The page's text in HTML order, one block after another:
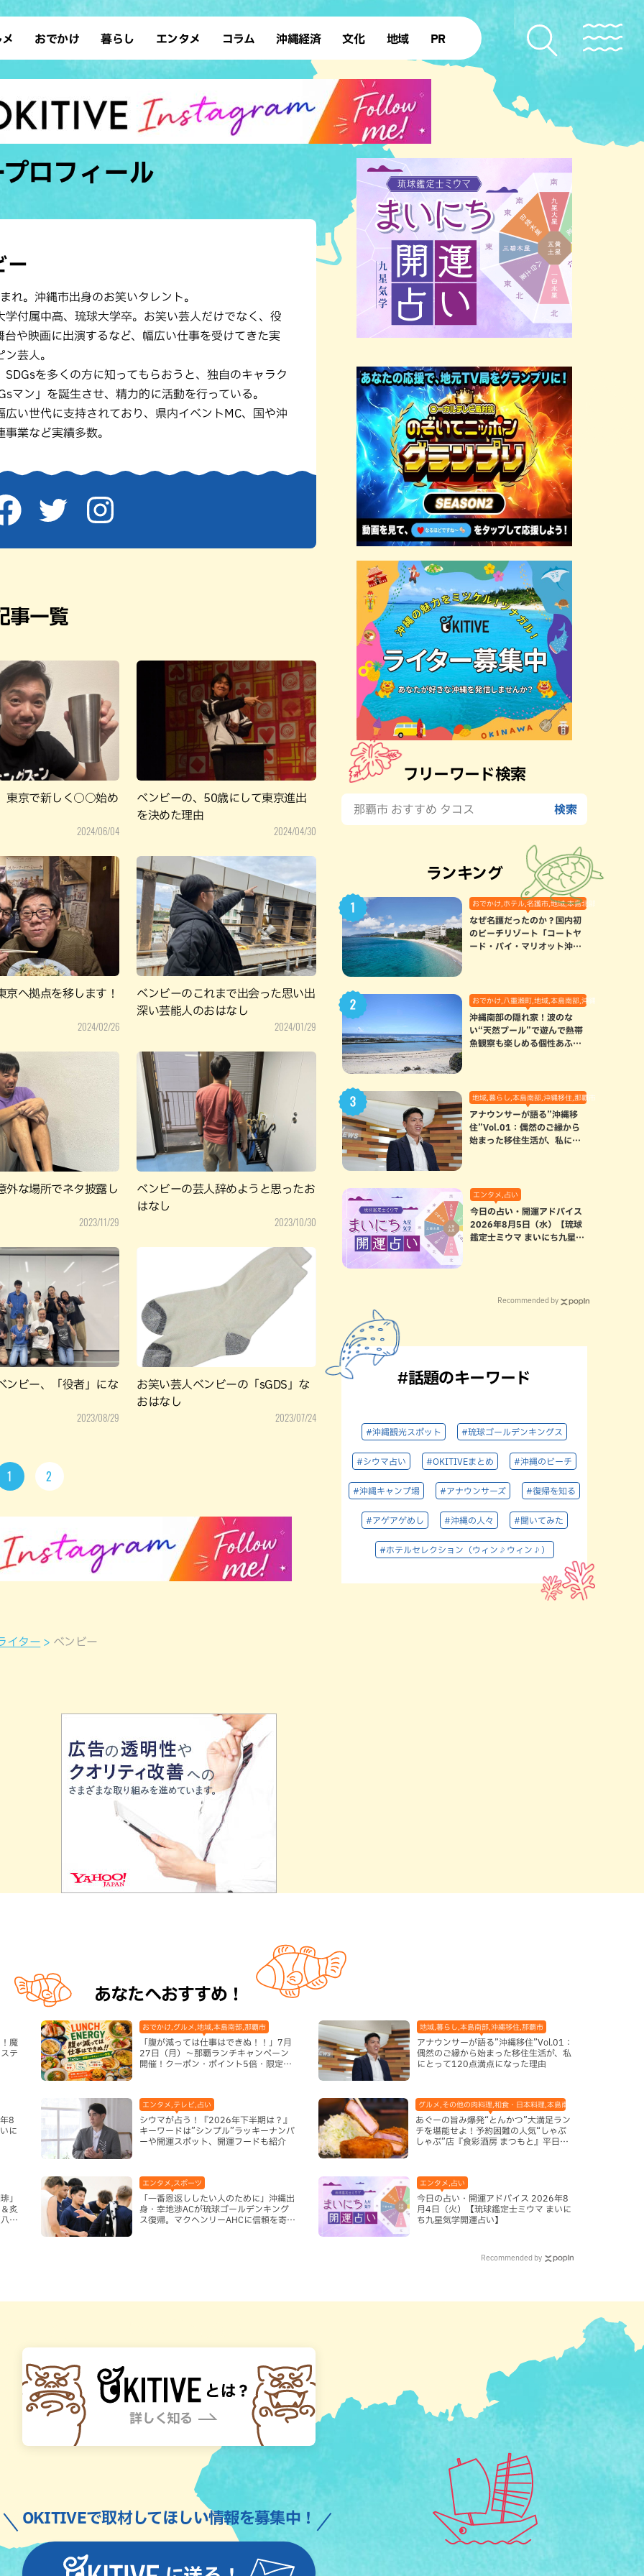
ン 沖縄そば
ウト カフェ
和食・日本料理
理 アジア・エスニック
洋料理 フレンチ
肉料理
イキング スイーツ
ガー
おでかけ
デート ドライブ
散歩 ソロ活
歴史
ショッピング ホテル
暮らし
レシピ SDGs
ファッション ローカルニュース
沖縄移住 沖縄旧暦行事
エンタメ
スポーツ 占い
タレント・芸人 テレビ
コラム 沖縄経済 文化
復帰50年
地域
本島北部
本島南部 先島諸島
北部離島
PR
ロフィール
ー
れ。沖縄市出身のお笑いタレント。
学付属中高、琉球大学卒。お笑い芸人だけでなく、役
台や映画に出演するなど、幅広い仕事を受けてきた実
芸人。
SDGsを多くの方に知ってもらおうと、独自のキャラク
マン」を誕生させ、精力的に活動を行っている。
広い世代に支持されており、県内イベントMC、国や沖
事業など実績多数。
事一覧
東京で新しく○○始め
2024/06/04
ベンビーの、50歳にして東京進出
を決めた理由
2024/04/30
京へ拠点を移します！
2024/02/26
ベンビーのこれまで出会った思い出
深い芸能人のおはなし
2024/01/29
外な場所でネタ披露し
2023/11/29
ベンビーの芸人辞めようと思ったお
はなし
2023/10/30
ンビー、「役者」にな
2023/08/29
お笑い芸人ベンビーの「sGDS」な
おはなし
2023/07/24
1 2
イター ベンビー
フリーワード検索
ランキング
おでかけ,ホテル,名護市,地域,本島北部
なぜ名護だったのか？国内初
のビーチリゾート「コートヤ
ード・バイ・マリオット沖縄
おでかけ,八重瀬町,地域,本島南部,沖縄の海,自然
沖縄南部の隠れ家！波のな
い“天然プール”で遊んで熱帯
魚観察も楽しめる個性あふれ
地域,暮らし,本島南部,沖縄移住,那覇市
アナウンサーが語る”沖縄移
住”Vol.01：偶然のご縁から
始まった移住生活が、私にと
エンタメ,占い
今日の占い・開運アドバイス
2026年8月5日（水）【琉球
鑑定士ミウマ まいにち九星気
Recommended by
#話題のキーワード
#沖縄観光スポット #琉球ゴールデンキングス
#シウマ占い #OKITIVEまとめ #沖縄のビーチ
#沖縄キャンプ場 #アナウンサーズ #復帰を知る
#アゲアゲめし #沖縄の人々 #聞いてみた
#ホテルセレクション（ウィン♪ウィン♪）
あなたへおすすめ！
魔
テ
おでかけ,グルメ,地域,本島南部,那覇市
「腹が減っては仕事はできぬ！！」7月
27日（月）〜那覇ランチキャンペーン
開催！クーポン・ポイント5倍・限定グ
地域,暮らし,本島南部,沖縄移住,那覇市
アナウンサーが語る”沖縄移住”Vol.01：
偶然のご縁から始まった移住生活が、私
にとって120点満点になった理由
8
に
エンタメ,テレビ,占い
シウマが占う！『2026年下半期は？』
キーワードは”シンプル”ラッキーナンバ
ーや開運スポット、開運フードも紹介
グルメ,その他の肉料理,和食・日本料理,本島南部,那覇市
あぐーの旨み爆発“とんかつ”大満足ラン
チを堪能せよ！予約困難の人気“しゃぶ
しゃぶ”店『食彩酒房 まつもと』平日限
」
炙
重
エンタメ,スポーツ
「一番恩返ししたい人のために」沖縄出
身・幸地渉ACが琉球ゴールデンキング
ス復帰。マクヘンリーAHCに信頼を寄せ
エンタメ,占い
今日の占い・開運アドバイス 2026年8
月4日（火）【琉球鑑定士ミウマ まいに
ち九星気学開運占い】
Recommended by
OKITIVEで取材してほしい情報を募集中！